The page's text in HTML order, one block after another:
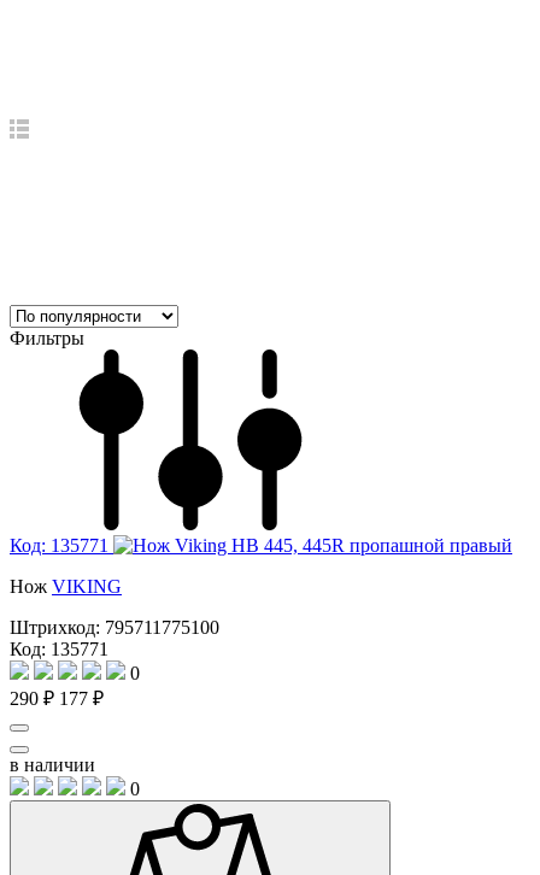
Фильтры
Код: 135771
Нож VIKING
Штрихкод: 795711775100
Код: 135771
0
290 ₽ 177 ₽
в наличии
0